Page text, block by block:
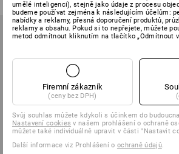
umělé inteligenci), stejně jako údaje z procesu
budeme používat zejména k následujícím účelům:
nabídky a reklamy, přesná doporučení produktů,
reklamy a obsahu. Pokud si to nepřejete, můžete
metod odmítnout kliknutím na tlačítko „Odmítnout
Firemní zákazník
(ceny bez DPH)
Svůj souhlas můžete kdykoli s účinkem do
Nastavení cookies v našem prohlášení o ochraně
můžete také individuálně upravit v části "Nastavit
Další informace viz Prohlášení o ochraně údajů.